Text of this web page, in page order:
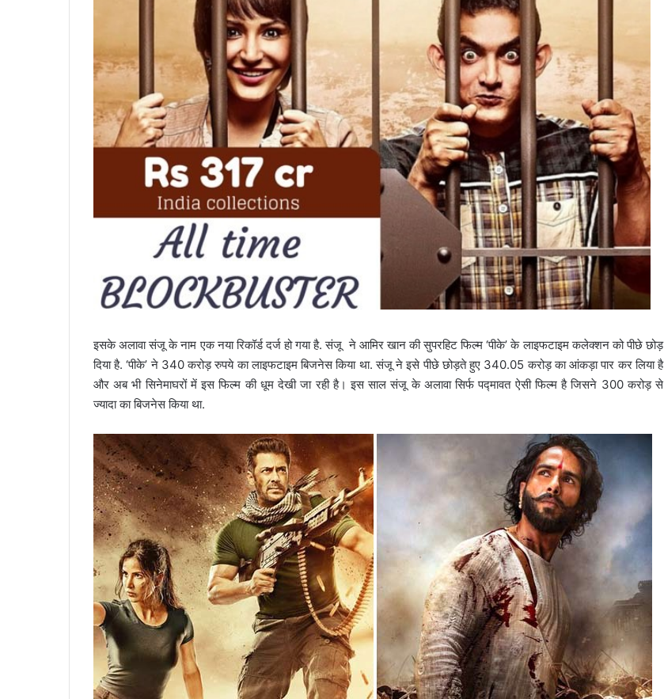
इसके अलावा संजू के नाम एक नया रिकॉर्ड दर्ज हो गया है. संजू ने आमिर खान की सुपरहिट फिल्म ‘पीके’ के लाइफटाइम कलेक्शन को पीछे छोड़
दिया है. ‘पीके’ ने 340 करोड़ रुपये का लाइफटाइम बिजनेस किया था. संजू ने इसे पीछे छोड़ते हुए 340.05 करोड़ का आंकड़ा पार कर लिया है
और अब भी सिनेमाघरों में इस फिल्म की धूम देखी जा रही है। इस साल संजू के अलावा सिर्फ पद्मावत ऐसी फिल्म है जिसने 300 करोड़ से
ज्यादा का बिजनेस किया था.